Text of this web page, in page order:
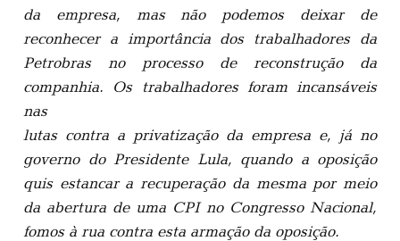
da empresa, mas não podemos deixar de
reconhecer a importância dos trabalhadores da
Petrobras no processo de reconstrução da
companhia. Os trabalhadores foram incansáveis
nas
lutas contra a privatização da empresa e, já no
governo do Presidente Lula, quando a oposição
quis estancar a recuperação da mesma por meio
da abertura de uma CPI no Congresso Nacional,
fomos à rua contra esta armação da oposição.